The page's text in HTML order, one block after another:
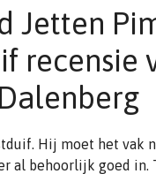
Jetten
recensie
Hij moet het vak
al behoorlijk goed in.